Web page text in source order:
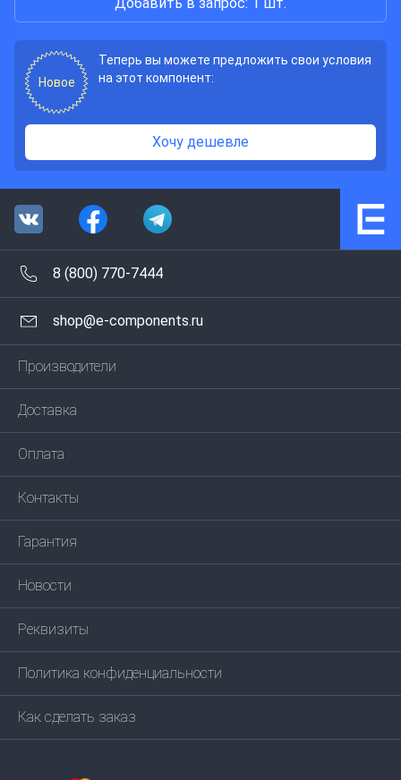
Новое
Теперь вы можете предложить свои условия
на этот компонент:
Хочу дешевле
8 (800) 770-7444
shop@e-components.ru
Производители
Доставка
Оплата
Контакты
Гарантия
Новости
Реквизиты
Политика конфиденциальности
Как сделать заказ